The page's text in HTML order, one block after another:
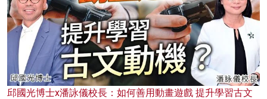
邱國光博士x潘詠儀校長：如何善用動畫遊戲 提升學習古文